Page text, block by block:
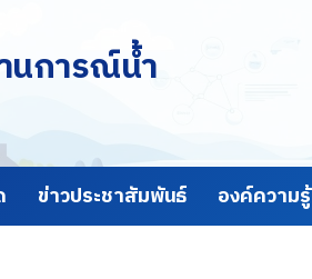
นการณ์น้ำ
ข่าวประชาสัมพันธ์ องค์ความรู้